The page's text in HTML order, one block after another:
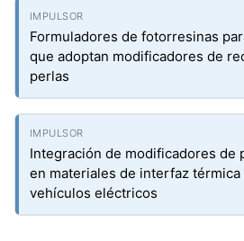
Formuladores de fotorresinas
que adoptan modificadores de
perlas
Integración de modificadores de
en materiales de interfaz térmica
vehículos eléctricos